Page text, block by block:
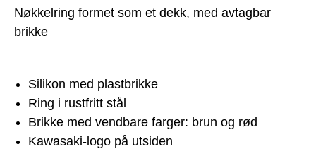
Nøkkelring formet som et dekk, med avtagbar
brikke
Silikon med plastbrikke
Ring i rustfritt stål
Brikke med vendbare farger: brun og rød
Kawasaki‑logo på utsiden